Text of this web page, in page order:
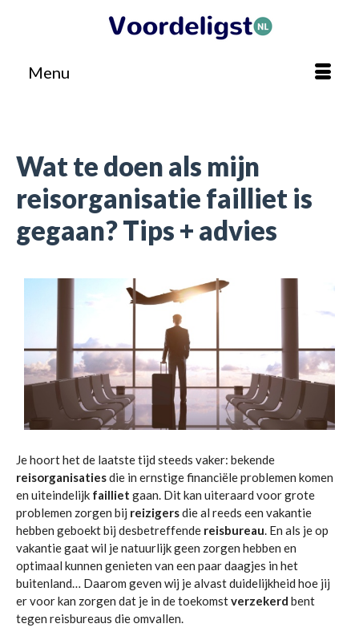
Menu
Wat te doen als mijn
reisorganisatie failliet is
gegaan? Tips + advies
Je hoort het de laatste tijd steeds vaker: bekende
reisorganisatiesdie in ernstige financiële problemen komen
en uiteindelijk failliet gaan. Dit kan uiteraard voor grote
problemen zorgen bij reizigersdie al reeds een vakantie
hebben geboekt bij desbetreffende reisbureau. En als je op
vakantie gaat wil je natuurlijk geen zorgen hebben en
optimaal kunnen genieten van een paar daagjes in het
buitenland… Daarom geven wij je alvast duidelijkheid hoe jij
er voor kan zorgen dat je in de toekomstverzekerd bent
tegen reisbureaus die omvallen.